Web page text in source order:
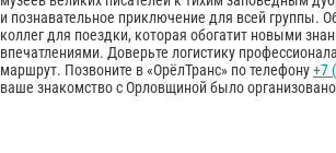
и познавательное приключение для всей группы.
коллег для поездки, которая обогатит новыми
впечатлениями. Доверьте логистику
маршрут. Позвоните в «ОрёлТранс» по телефону+7
ваше знакомство с Орловщиной было